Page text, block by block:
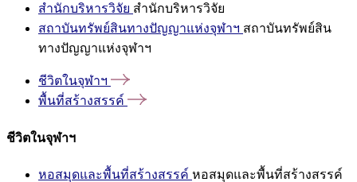
สำนักบริหารวิจัย สำนักบริหารวิจัย
สถาบันทรัพย์สินทางปัญญาแห่งจุฬาฯ สถาบันทรัพย์สิน
ทางปัญญาแห่งจุฬาฯ
ชีวิตในจุฬาฯ
พื้นที่สร้างสรรค์
ชีวิตในจุฬาฯ
หอสมุดและพื้นที่สร้างสรรค์ หอสมุดและพื้นที่สร้างสรรค์